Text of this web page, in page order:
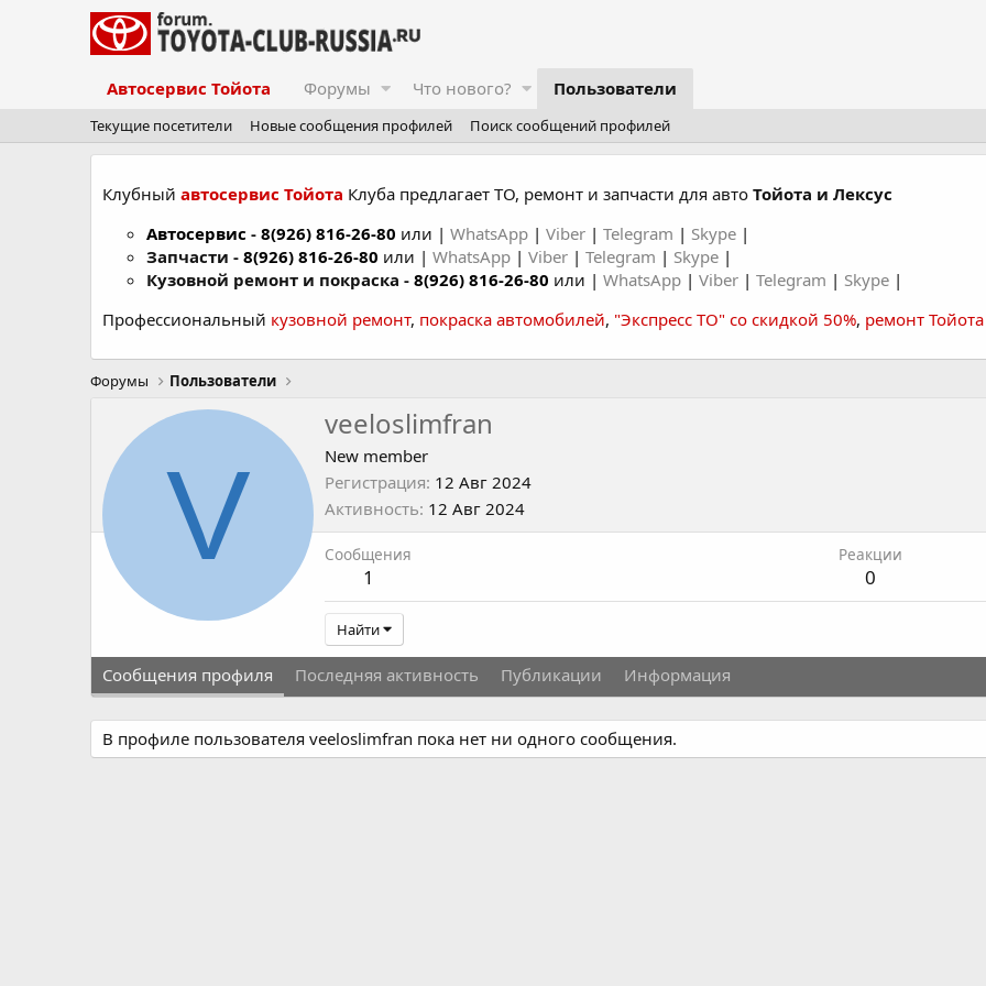
Автосервис Тойота Форумы Что нового? Пользователи
Текущие посетители Новые сообщения профилей Поиск сообщений профилей
Клубный автосервис Тойота Клуба предлагает ТО, ремонт и запчасти для авто Тойота и Лексус
Автосервис - 8(926) 816-26-80 или | WhatsApp | Viber | Telegram | Skype |
Запчасти - 8(926) 816-26-80 или | WhatsApp | Viber | Telegram | Skype |
Кузовной ремонт и покраска - 8(926) 816-26-80 или | WhatsApp | Viber | Telegram | Skype |
Профессиональный кузовной ремонт, покраска автомобилей, "Экспресс ТО" со скидкой 50%, ремонт Тойота
Форумы Пользователи
V
veeloslimfran
New member
Регистрация 12 Авг 2024
Активность 12 Авг 2024
Сообщения
1
Реакции
0
Найти
Сообщения профиля Последняя активность Публикации Информация
В профиле пользователя veeloslimfran пока нет ни одного сообщения.